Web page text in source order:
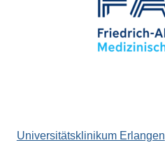
Universitätsklinikum Erlangen